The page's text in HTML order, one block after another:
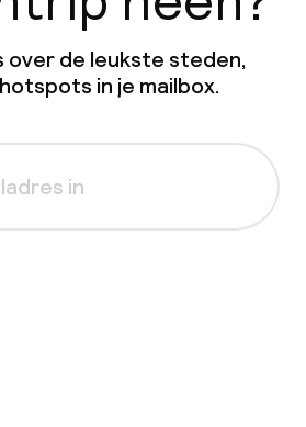
over de leukste steden,
in je mailbox.